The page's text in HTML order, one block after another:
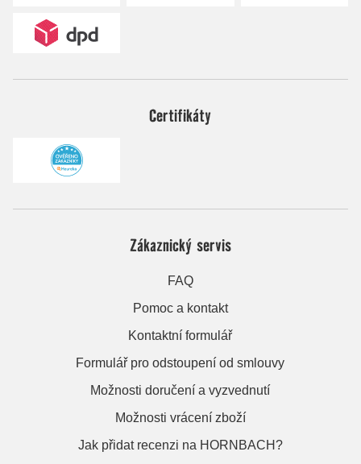
Certifikáty
Zákaznický servis
FAQ
Pomoc a kontakt
Kontaktní formulář
Formulář pro odstoupení od smlouvy
Možnosti doručení a vyzvednutí
Možnosti vrácení zboží
Jak přidat recenzi na HORNBACH?